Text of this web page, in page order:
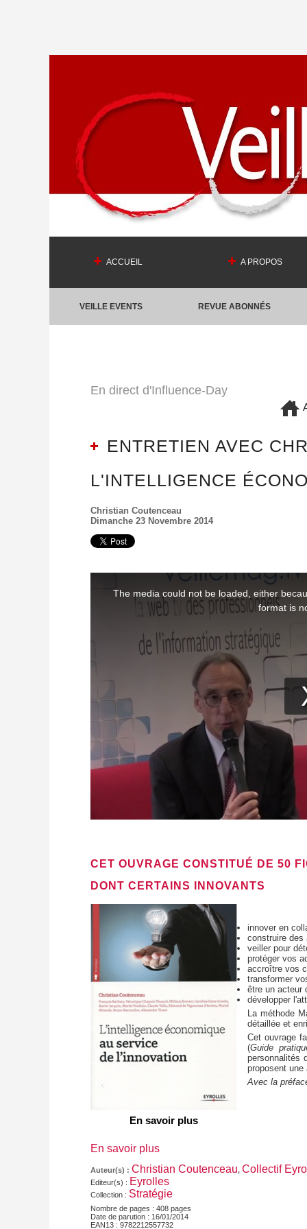
ACCUEIL A PROPOS
VEILLE EVENTS REVUE ABONNÉS
En direct d'Influence-Day
ENTRETIEN AVEC
L'INTELLIGENCE
Christian Coutenceau
Dimanche 23 Novembre 2014
CET OUVRAGE CONSTITUÉ DE 50
DONT CERTAINS INNOVANTS
En savoir plus
innover en
construire des
veiller pour
protéger vos
accroître vos
transformer
être un acteur
développer
La méthode
détaillée et
Cet ouvrage
(Guide
personnalités
proposent une
Avec la
En savoir plus
Auteur(s) : Christian Coutenceau, Collectif
Editeur(s) : Eyrolles
Collection : Stratégie
Nombre de pages : 408 pages
Date de parution : 16/01/2014
EAN13 : 9782212557732